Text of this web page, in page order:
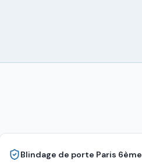
Blindage de porte Paris 6ème